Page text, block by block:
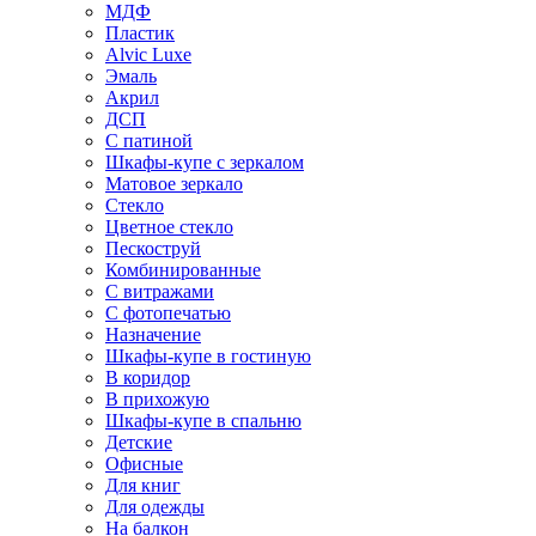
МДФ
Пластик
Alvic Luxe
Эмаль
Акрил
ДСП
С патиной
Шкафы-купе с зеркалом
Матовое зеркало
Стекло
Цветное стекло
Пескоструй
Комбинированные
С витражами
С фотопечатью
Назначение
Шкафы-купе в гостиную
В коридор
В прихожую
Шкафы-купе в спальню
Детские
Офисные
Для книг
Для одежды
На балкон